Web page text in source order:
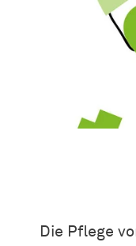
Die Pflege